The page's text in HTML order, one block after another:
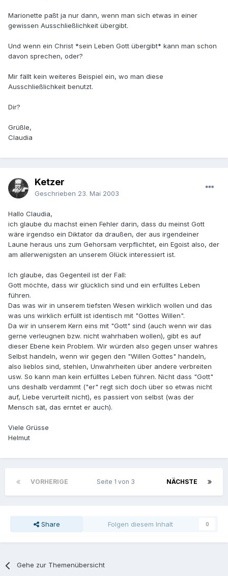
Marionette paßt ja nur dann, wenn man sich etwas in einer
gewissen Ausschließlichkeit übergibt.
Und wenn ein Christ *sein Leben Gott übergibt* kann man schon
davon sprechen, oder?
Mir fällt kein weiteres Beispiel ein, wo man diese
Ausschließlichkeit benutzt.
Dir?
Grüßle,
Claudia
Ketzer
Geschrieben 23. Mai 2003
Hallo Claudia,
ich glaube du machst einen Fehler darin, dass du meinst Gott
wäre irgendso ein Diktator da draußen, der aus irgendeiner
Laune heraus uns zum Gehorsam verpflichtet, ein Egoist also, der
am allerwenigsten an unserem Glück interessiert ist.
Ich glaube, das Gegenteil ist der Fall:
Gott möchte, dass wir glücklich sind und ein erfülltes Leben
führen.
Das was wir in unserem tiefsten Wesen wirklich wollen und das
was uns wirklich erfüllt ist identisch mit "Gottes Willen".
Da wir in unserem Kern eins mit "Gott" sind (auch wenn wir das
gerne verleugnen bzw. nicht wahrhaben wollen), gibt es auf
dieser Ebene kein Problem. Wir würden also gegen unser wahres
Selbst handeln, wenn wir gegen den "Willen Gottes" handeln,
also lieblos sind, stehlen, Unwahrheiten über andere verbreiten
usw. So kann man kein erfülltes Leben führen. Nicht dass "Gott"
uns deshalb verdammt ("er" regt sich doch über so etwas nicht
auf, Liebe verurteilt nicht), es passiert von selbst (was der
Mensch sät, das erntet er auch).
Viele Grüsse
Helmut
VORHERIGE NÄCHSTE
Seite 1 von 3
Share Folgen diesem Inhalt 0
Gehe zur Themenübersicht